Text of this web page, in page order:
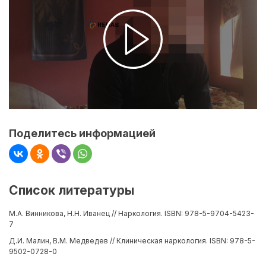
Поделитесь информацией
Список литературы
М.А. Винникова, Н.Н. Иванец // Наркология. ISBN: 978-5-9704-5423-
7
Д.И. Малин, В.М. Медведев // Клиническая наркология. ISBN: 978-5-
9502-0728-0